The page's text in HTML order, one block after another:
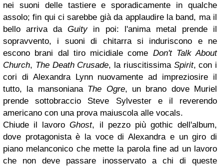
nei suoni delle tastiere e sporadicamente in qualche
assolo; fin qui ci sarebbe già da applaudire la band, ma il
bello arriva daGuityin poi: l'anima metal prende il
sopravvento, i suoni di chitarra si induriscono e ne
escono brani dal tiro micidiale come Don't Talk About
Church, The Death Crusade, la riuscitissima Spirit, con i
cori di Alexandra Lynn nuovamente ad impreziosire il
tutto, la mansoniana The Ogre, un brano dove Muriel
prende sottobraccio Steve Sylvester e il reverendo
americano con una prova maiuscola alle vocals.
Chiude il lavoroGhost, il pezzo più gothic dell'album,
dove protagonista è la voce di Alexandra e un giro di
piano melanconico che mette la parola fine ad un lavoro
che non deve passare inosservato a chi di queste